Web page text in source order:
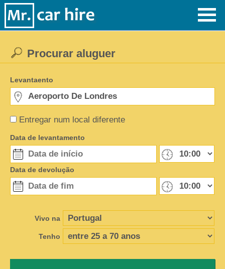
Entregar num local diferente
Procurar aluguer
Levantaento
Data de levantamento
Data de devolução
Vivo na
Tenho